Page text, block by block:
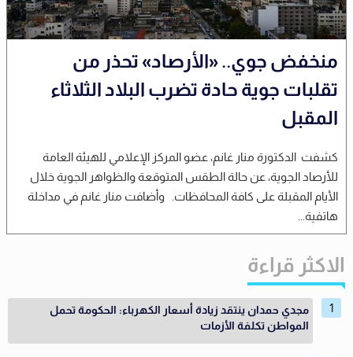
منخفض جوي.. «الأرصاد» تحذر من
تقلبات جوية حادة تضرب البلاد الثلاثاء
المقبل
كشفت الدكتورة منار غانم، عضو المركز الإعلامي للهيئة العامة
للأرصاد الجوية، عن حالة الطقس المتوقعة والظواهر الجوية خلال
الأيام المقبلة على كافة المحافظات. وأضافت منار غانم في مداخلة
هاتفية...
الاكثر قراءة
مجدي حمدان ينتقد زيادة أسعار الكهرباء: الحكومة تحمل
المواطن تكلفة الأزمات